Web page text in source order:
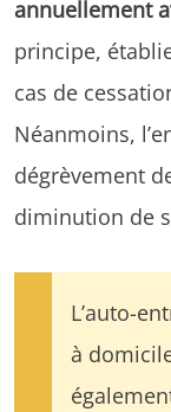
annuellement
principe,
cas de
Néanmoins,
dégrèvement
diminution de
L’auto-
à